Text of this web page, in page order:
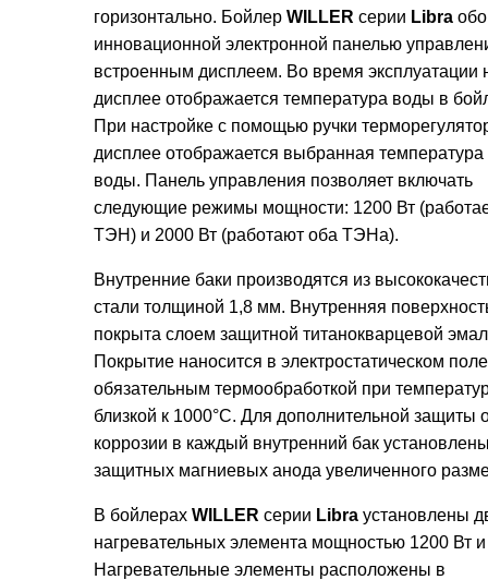
горизонтально. Бойлер WILLER серии Libra
инновационной электронной панелью
встроенным дисплеем. Во время эксплуатации
дисплее отображается температура воды в
При настройке с помощью ручки
дисплее отображается выбранная температура
воды. Панель управления позволяет включать
следующие режимы мощности: 1200 Вт
ТЭН) и 2000 Вт (работают оба ТЭНа).
Внутренние баки производятся из
стали толщиной 1,8 мм. Внутренняя
покрыта слоем защитной титанокварцевой
Покрытие наносится в электростатическом
обязательным термообработкой при
близкой к 1000°С. Для дополнительной защиты
коррозии в каждый внутренний бак
защитных магниевых анода увеличенного
В бойлерах WILLER серии Libra установлены
нагревательных элемента мощностью 1200 Вт и
Нагревательные элементы расположены в